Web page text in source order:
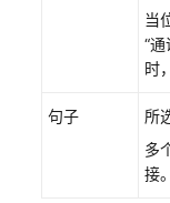
当
“
时
句子
所
多
接。